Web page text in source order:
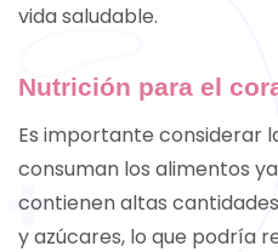
vida saludable.
Nutrición para el
Es importante considerar
consuman los alimentos
contienen altas
y azúcares, lo que podría